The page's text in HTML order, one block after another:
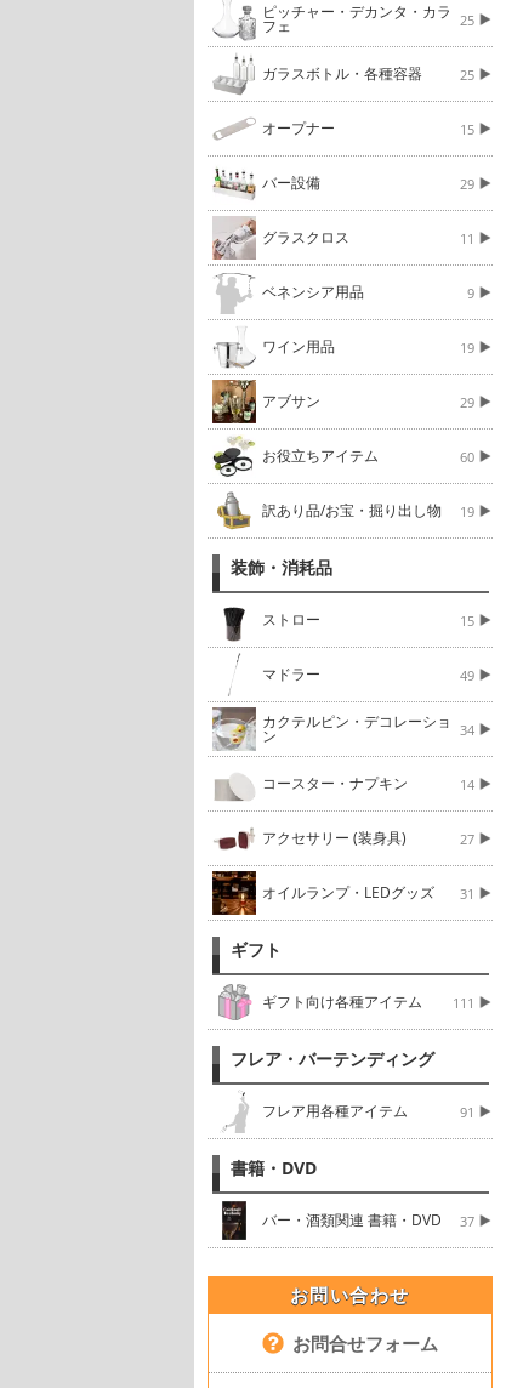
ピッチャー・デカンタ・カラ
フェ 25
ガラスボトル・各種容器 25
オープナー 15
バー設備 29
グラスクロス 11
ベネンシア用品 9
ワイン用品 19
アブサン 29
お役立ちアイテム 60
訳あり品/お宝・掘り出し物 19
装飾・消耗品
ストロー 15
マドラー 49
カクテルピン・デコレーショ
ン 34
コースター・ナプキン 14
アクセサリー (装身具) 27
オイルランプ・LEDグッズ 31
ギフト
ギフト向け各種アイテム 111
フレア・バーテンディング
フレア用各種アイテム 91
書籍・DVD
バー・酒類関連 書籍・DVD 37
お問い合わせ
お問合せフォーム